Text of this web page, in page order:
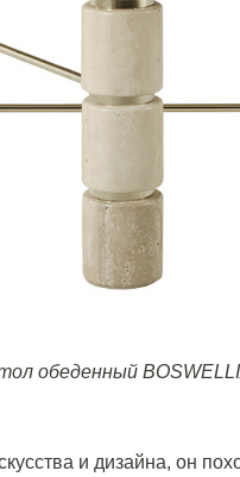
обеденный
и дизайна, он